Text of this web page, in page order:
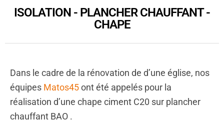
ISOLATION - PLANCHER CHAUFFANT -
CHAPE
Dans le cadre de la rénovation de d’une église, nos
équipes Matos45 ont été appelés pour la
réalisation d’une chape ciment C20 sur plancher
chauffant BAO .